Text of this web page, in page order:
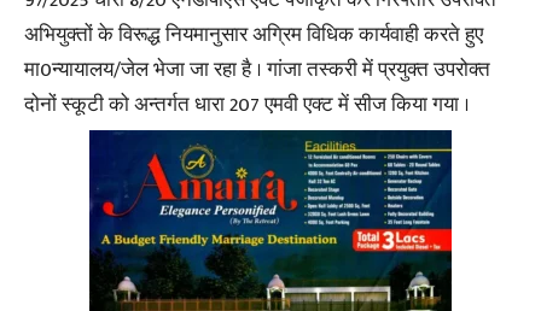
अभियुक्तों के विरूद्ध नियमानुसार अग्रिम विधिक कार्यवाही करते हुए
मा0न्यायालय/जेल भेजा जा रहा है । गांजा तस्करी में प्रयुक्त उपरोक्त
दोनों स्कूटी को अन्तर्गत धारा 207 एमवी एक्ट में सीज किया गया ।